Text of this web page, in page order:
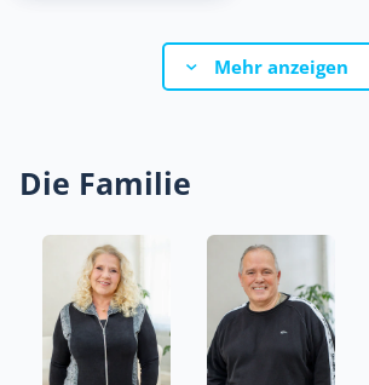
Mehr anzeigen
Die Familie